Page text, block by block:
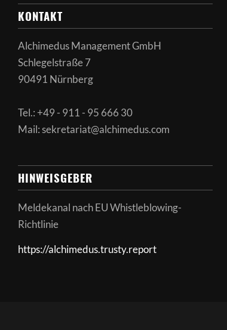
KONTAKT
Alchimedus Management GmbH
Schlegelstraße 7
90491 Nürnberg
Tel.: +49 - 911 - 95 666 30
Mail: sekretariat@alchimedus.com
HINWEISGEBER
Meldekanal nachEU Whistleblowing-
Richtlinie
https://alchimedus.trusty.report